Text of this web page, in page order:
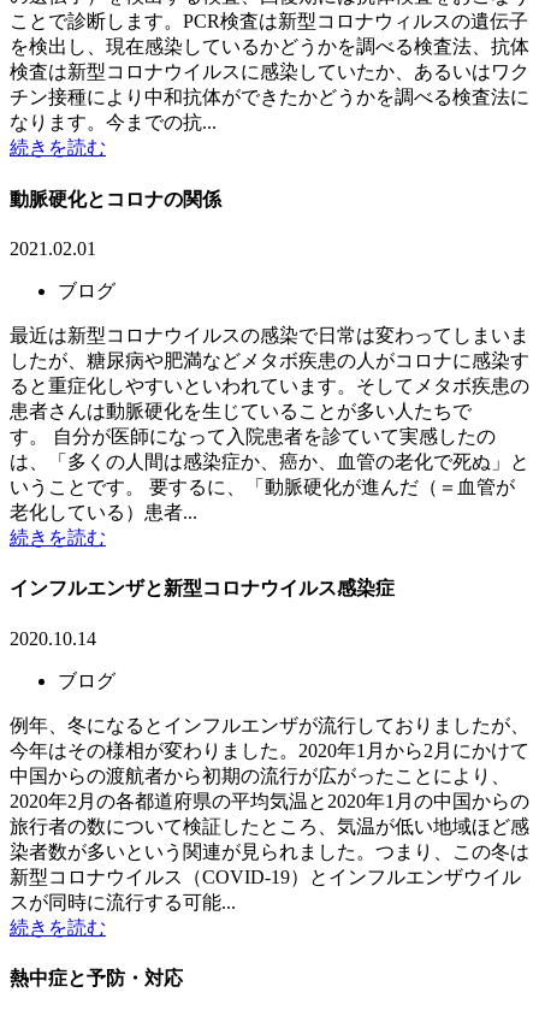
ことで診断します。PCR検査は新型コロナウィルスの遺伝子
を検出し、現在感染しているかどうかを調べる検査法、抗体
検査は新型コロナウイルスに感染していたか、あるいはワク
チン接種により中和抗体ができたかどうかを調べる検査法に
なります。今までの抗...
続きを読む
動脈硬化とコロナの関係
2021.02.01
ブログ
最近は新型コロナウイルスの感染で日常は変わってしまいま
したが、糖尿病や肥満などメタボ疾患の人がコロナに感染す
ると重症化しやすいといわれています。そしてメタボ疾患の
患者さんは動脈硬化を生じていることが多い人たちで
す。 自分が医師になって入院患者を診ていて実感したの
は、「多くの人間は感染症か、癌か、血管の老化で死ぬ」と
いうことです。 要するに、「動脈硬化が進んだ（＝血管が
老化している）患者...
続きを読む
インフルエンザと新型コロナウイルス感染症
2020.10.14
ブログ
例年、冬になるとインフルエンザが流行しておりましたが、
今年はその様相が変わりました。2020年1月から2月にかけて
中国からの渡航者から初期の流行が広がったことにより、
2020年2月の各都道府県の平均気温と2020年1月の中国からの
旅行者の数について検証したところ、気温が低い地域ほど感
染者数が多いという関連が見られました。つまり、この冬は
新型コロナウイルス（COVID-19）とインフルエンザウイル
スが同時に流行する可能...
続きを読む
熱中症と予防・対応